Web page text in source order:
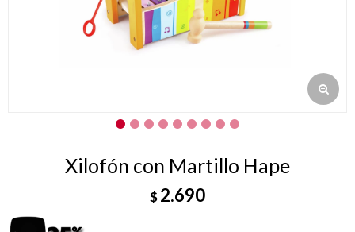
Xilofón con Martillo Hape
$2.690